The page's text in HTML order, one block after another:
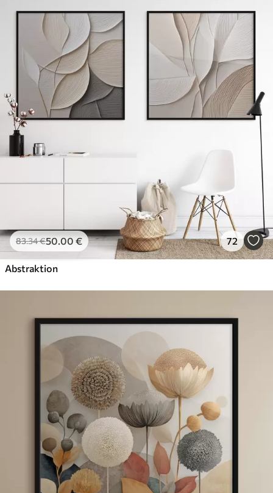
83.34€50.00 € 72
Abstraktion